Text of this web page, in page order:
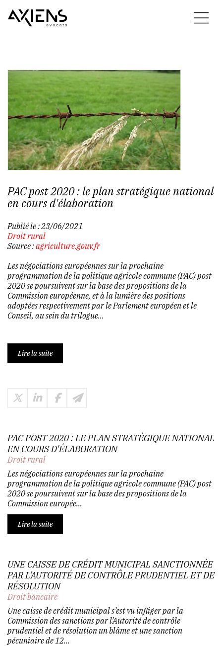
PAC post 2020 : le plan stratégique national
en cours d'élaboration
Publié le :23/06/2021
Droit rural
Source :agriculture.gouv.fr
Les négociations européennes sur la prochaine
programmation de la politique agricole commune (PAC) post
2020 se poursuivent sur la base des propositions de la
Commission européenne, et à la lumière des positions
adoptées respectivement par le Parlement européen et le
Conseil, au sein du trilogue...
Lire la suite
PAC POST 2020 : LE PLAN STRATÉGIQUE NATIONAL
EN COURS D'ÉLABORATION
Droit rural
Les négociations européennes sur la prochaine
programmation de la politique agricole commune (PAC) post
2020 se poursuivent sur la base des propositions de la
Commission europée...
Lire la suite
UNE CAISSE DE CRÉDIT MUNICIPAL SANCTIONNÉE
PAR L’AUTORITÉ DE CONTRÔLE PRUDENTIEL ET DE
RÉSOLUTION
Droit bancaire
Une caisse de crédit municipal s’est vu infliger par la
Commission des sanctions par l’Autorité de contrôle
prudentiel et de résolution un blâme et une sanction
pécuniaire de 12...